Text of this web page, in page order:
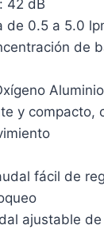
42 dB
de 0.5 a 5.0
de
Aluminio
y compacto,
fácil de
ajustable